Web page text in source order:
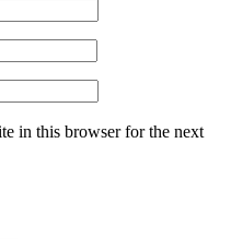
in this browser for the next